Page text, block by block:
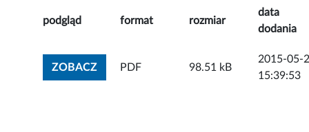
podgląd format rozmiar
data
dodania
ZOBACZZOBACZ ZAŁĄCZNIK
PDF 98.51 kB
2015-05-
15:39:53